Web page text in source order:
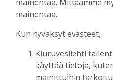
julkaistaan
Tilaajille
Aku Laatikainen
Biokaasu,
rahoitusasiat,
ministeri Sari
mainontaa. Mittaamme
mainontaa.
Kun hyväksyt evästeet,
Kiuruvesilehti
käyttää tietoja,
mainittuihin